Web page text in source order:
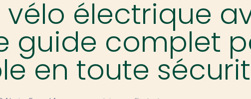
vélo électrique
guide complet
en toute